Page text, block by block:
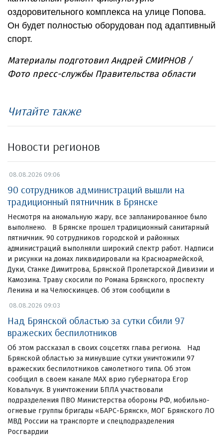
оздоровительного комплекса на улице Попова.
Он будет полностью оборудован под адаптивный
спорт.
Материалы подготовил Андрей СМИРНОВ /
Фото пресс-службы Правительства области
Читайте также
Новости регионов
08.08.2026 09:06
90 сотрудников администраций вышли на
традиционный пятничник в Брянске
Несмотря на аномальную жару, все запланированное было
выполнено. В Брянске прошел традиционный санитарный
пятничник. 90 сотрудников городской и районных
администраций выполняли широкий спектр работ. Надписи
и рисунки на домах ликвидировали на Красноармейской,
Дуки, Станке Димитрова, Брянской Пролетарской Дивизии и
Камозина. Траву скосили по Романа Брянского, проспекту
Ленина и на Челюскинцев. Об этом сообщили в
08.08.2026 09:03
Над Брянской областью за сутки сбили 97
вражеских беспилотников
Об этом рассказал в своих соцсетях глава региона. Над
Брянской областью за минувшие сутки уничтожили 97
вражеских беспилотников самолетного типа. Об этом
сообщил в своем канале МАХ врио губернатора Егор
Ковальчук. В уничтожении БПЛА участвовали
подразделения ПВО Министерства обороны РФ, мобильно-
огневые группы бригады «БАРС-Брянск», МОГ Брянского ЛО
МВД России на транспорте и спецподразделения
Росгвардии